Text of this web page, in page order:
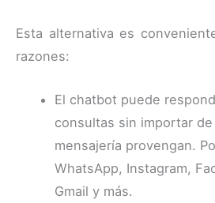
Esta alternativa es
razones:
El chatbot puede
consultas sin importar
mensajería provengan.
WhatsApp, Instagram,
Gmail y más.